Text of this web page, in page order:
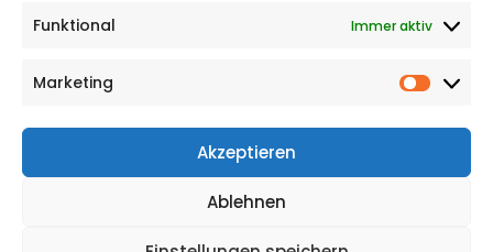
Funktional
Immer aktiv
Marketing
Akzeptieren
Ablehnen
Impressum
Cookie Richtlinie
CITYLIFE! BEI FACEBOOK